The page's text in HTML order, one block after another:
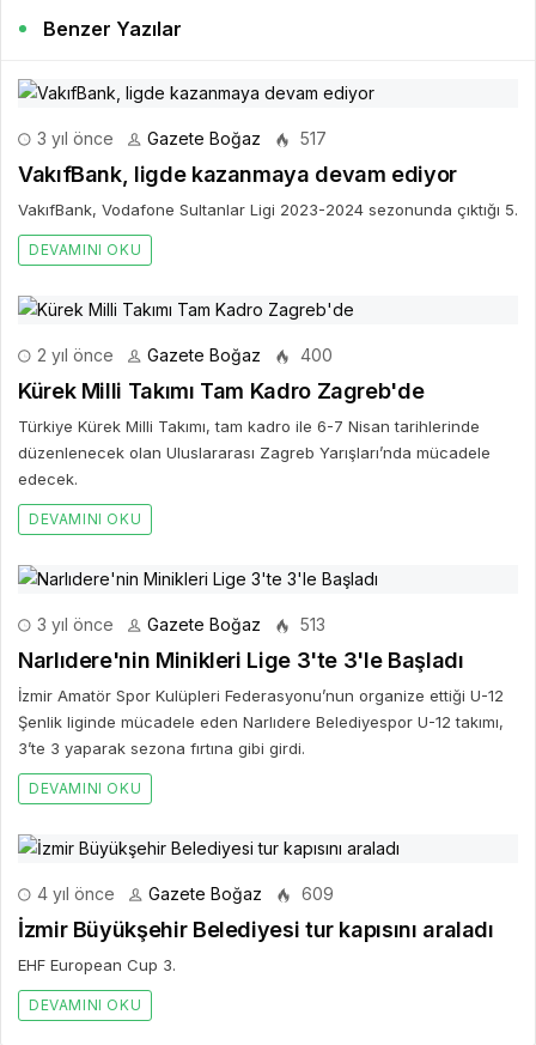
Benzer Yazılar
3 yıl önce Gazete Boğaz 517
VakıfBank, ligde kazanmaya devam ediyor
VakıfBank, Vodafone Sultanlar Ligi 2023-2024 sezonunda çıktığı 5.
DEVAMINI OKU
2 yıl önce Gazete Boğaz 400
Kürek Milli Takımı Tam Kadro Zagreb'de
Türkiye Kürek Milli Takımı, tam kadro ile 6-7 Nisan tarihlerinde
düzenlenecek olan Uluslararası Zagreb Yarışları’nda mücadele
edecek.
DEVAMINI OKU
3 yıl önce Gazete Boğaz 513
Narlıdere'nin Minikleri Lige 3'te 3'le Başladı
İzmir Amatör Spor Kulüpleri Federasyonu’nun organize ettiği U-12
Şenlik liginde mücadele eden Narlıdere Belediyespor U-12 takımı,
3’te 3 yaparak sezona fırtına gibi girdi.
DEVAMINI OKU
4 yıl önce Gazete Boğaz 609
İzmir Büyükşehir Belediyesi tur kapısını araladı
EHF European Cup 3.
DEVAMINI OKU